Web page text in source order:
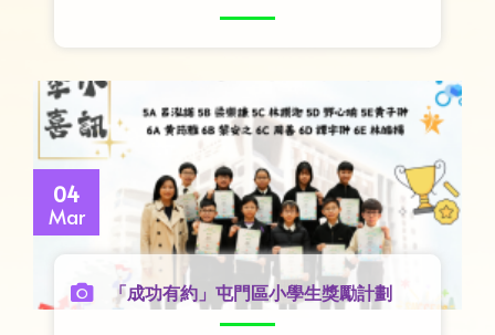
04
Mar
「成功有約」屯門區小學生獎勵計劃